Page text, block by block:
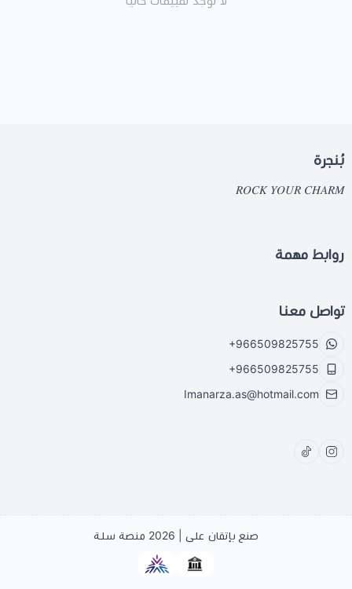
بُنجرة
𝑅𝑂𝐶𝐾 𝑌𝑂𝑈𝑅 𝐶𝐻𝐴𝑅𝑀
روابط مهمة
تواصل معنا
+966509825755
+966509825755
Imanarza.as@hotmail.com
صنع بإتقان على | 2026 منصة سلة